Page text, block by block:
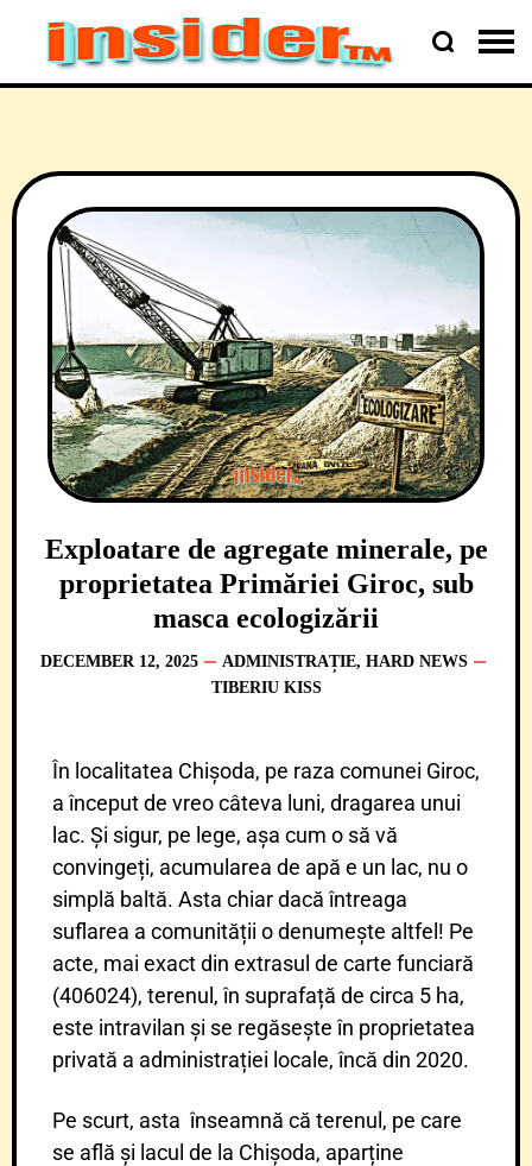
Exploatare de agregate minerale, pe
proprietatea Primăriei Giroc, sub
masca ecologizării
DECEMBER 12, 2025 ADMINISTRAȚIE, HARD NEWS
TIBERIU KISS
În localitatea Chișoda, pe raza comunei Giroc,
a început de vreo câteva luni, dragarea unui
lac. Și sigur, pe lege, așa cum o să vă
convingeți, acumularea de apă e un lac, nu o
simplă baltă. Asta chiar dacă întreaga
suflarea a comunității o denumește altfel! Pe
acte, mai exact din extrasul de carte funciară
(406024), terenul, în suprafață de circa 5 ha,
este intravilan și se regăsește în proprietatea
privată a administrației locale, încă din 2020.
Pe scurt, asta înseamnă că terenul, pe care
se află și lacul de la Chișoda, aparține